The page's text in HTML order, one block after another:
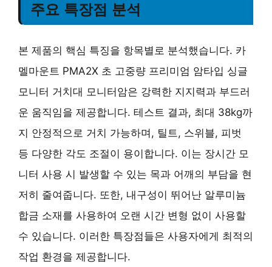
주요 특장점 분석
본 제품의 핵심 특징을 항목별로 분석했습니다. 카
멜마운트 PMA2X 초 고중량 프리미엄 암타입 싱글
모니터 거치대 모니터암은 강력한 지지력과 부드러
운 움직임을 제공합니다. 테스트 결과, 최대 38kg까
지 안정적으로 거치 가능하며, 틸트, 스위블, 피벗
등 다양한 각도 조절이 용이합니다. 이는 장시간 모
니터 사용 시 발생할 수 있는 목과 어깨의 부담을 현
저히 줄여줍니다. 또한, 내구성이 뛰어난 알루미늄
합금 소재를 사용하여 오랜 시간 변형 없이 사용할
수 있습니다. 이러한 특장점들은 사용자에게 최적의
작업 환경을 제공합니다.